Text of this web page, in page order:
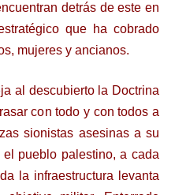
detrás de este en
que ha cobrado
mujeres y ancianos.
al descubierto la Doctrina
con todo y con todos a
sionistas asesinas a su
pueblo palestino, a cada
la infraestructura levanta